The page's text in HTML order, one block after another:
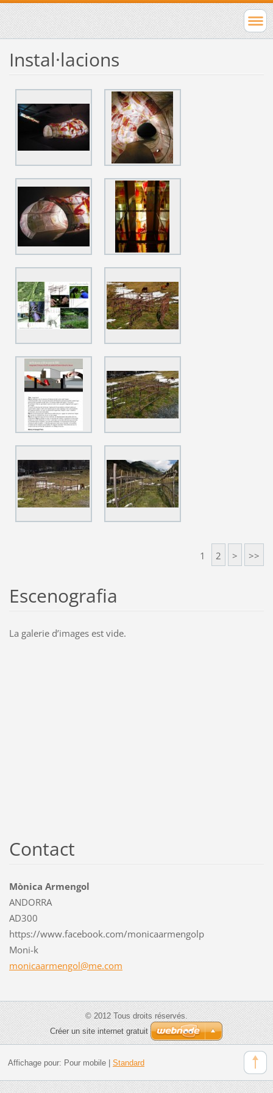
Instal·lacions
1 2 > >>
Escenografia
La galerie dʼimages est vide.
Contact
Mònica Armengol
ANDORRA
AD300
https://www.facebook.com/monicaarmengolp
Moni-k
monicaarmengol@me.com
© 2012 Tous droits réservés.
Créer un site internet gratuit
Affichage pour: Pour mobile| Standard